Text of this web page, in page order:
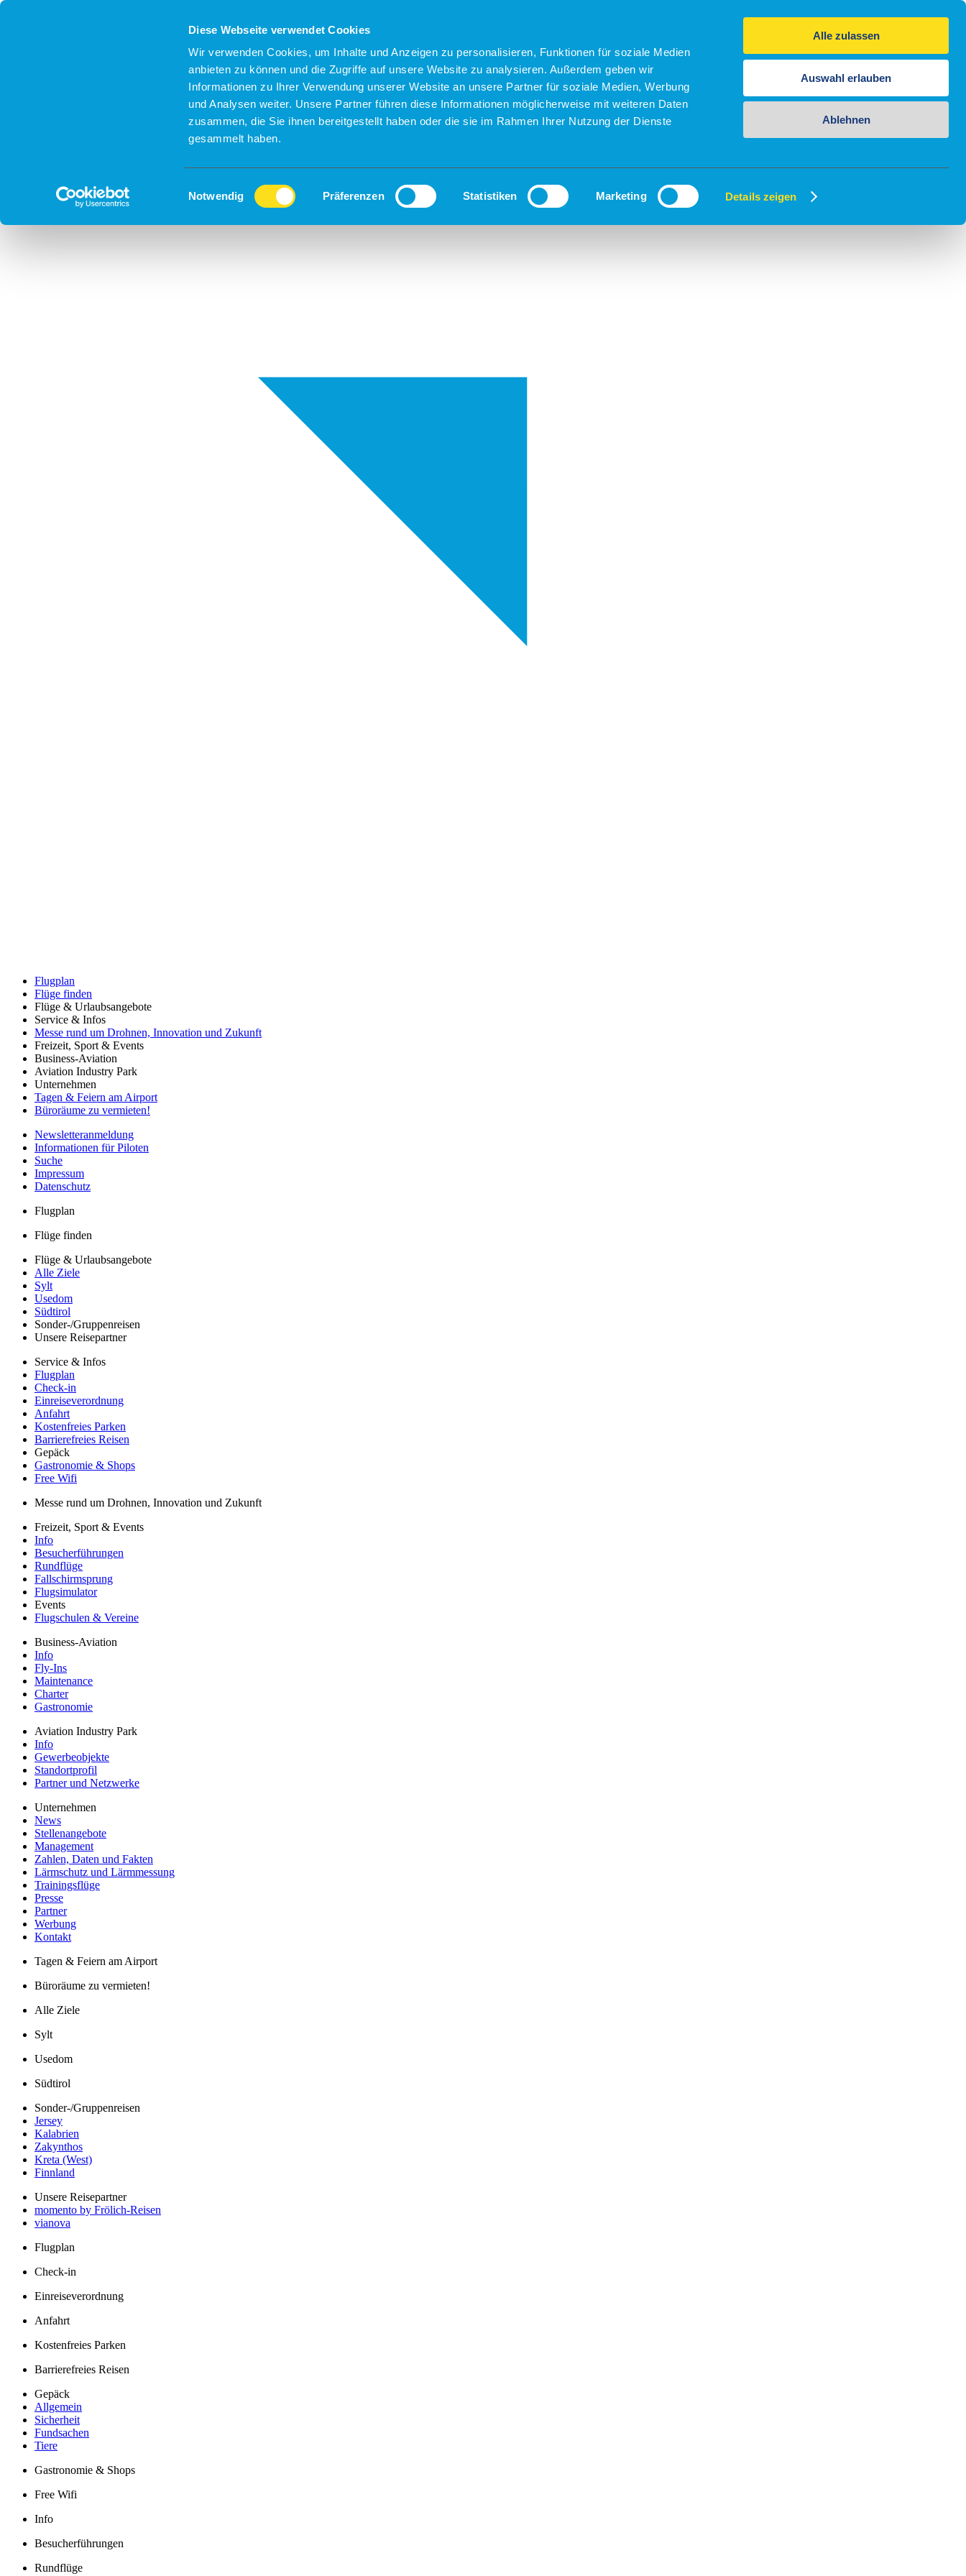
Diese Webseite verwendet Cookies
Wir verwenden Cookies, um Inhalte und Anzeigen zu personalisieren, Funktionen für soziale Medien
anbieten zu können und die Zugriffe auf unsere Website zu analysieren. Außerdem geben wir
Informationen zu Ihrer Verwendung unserer Website an unsere Partner für soziale Medien, Werbung
und Analysen weiter. Unsere Partner führen diese Informationen möglicherweise mit weiteren Daten
zusammen, die Sie ihnen bereitgestellt haben oder die sie im Rahmen Ihrer Nutzung der Dienste
gesammelt haben.
Einwilligungsauswahl
Notwendig Präferenzen Statistiken Marketing Details zeigen
Alle zulassen
Auswahl erlauben
Ablehnen
Flugplan
Flüge finden
Flüge & Urlaubsangebote
Service & Infos
Messe rund um Drohnen, Innovation und Zukunft
Freizeit, Sport & Events
Business-Aviation
Aviation Industry Park
Unternehmen
Tagen & Feiern am Airport
Büroräume zu vermieten!
Newsletteranmeldung
Informationen für Piloten
Suche
Impressum
Datenschutz
Flugplan
Flüge finden
Flüge & Urlaubsangebote
Alle Ziele
Sylt
Usedom
Südtirol
Sonder-/Gruppenreisen
Unsere Reisepartner
Service & Infos
Flugplan
Check-in
Einreiseverordnung
Anfahrt
Kostenfreies Parken
Barrierefreies Reisen
Gepäck
Gastronomie & Shops
Free Wifi
Messe rund um Drohnen, Innovation und Zukunft
Freizeit, Sport & Events
Info
Besucherführungen
Rundflüge
Fallschirmsprung
Flugsimulator
Events
Flugschulen & Vereine
Business-Aviation
Info
Fly-Ins
Maintenance
Charter
Gastronomie
Aviation Industry Park
Info
Gewerbeobjekte
Standortprofil
Partner und Netzwerke
Unternehmen
News
Stellenangebote
Management
Zahlen, Daten und Fakten
Lärmschutz und Lärmmessung
Trainingsflüge
Presse
Partner
Werbung
Kontakt
Tagen & Feiern am Airport
Büroräume zu vermieten!
Alle Ziele
Sylt
Usedom
Südtirol
Sonder-/Gruppenreisen
Jersey
Kalabrien
Zakynthos
Kreta (West)
Finnland
Unsere Reisepartner
momento by Frölich-Reisen
vianova
Flugplan
Check-in
Einreiseverordnung
Anfahrt
Kostenfreies Parken
Barrierefreies Reisen
Gepäck
Allgemein
Sicherheit
Fundsachen
Tiere
Gastronomie & Shops
Free Wifi
Info
Besucherführungen
Rundflüge